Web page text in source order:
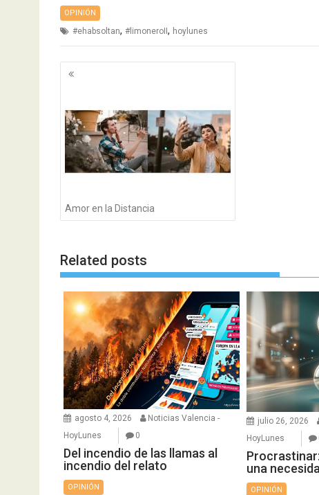
OPINIÓN
#ehabsoltan, #limoneroII, hoylunes
Navegación
Amor en la Distancia
Related posts
agosto 4, 2026
Noticias Valencia -
HoyLunes
0
Del incendio de las llamas al
incendio del relato
OPINIÓN
julio 26, 2026
HoyLunes
una
OPINIÓN